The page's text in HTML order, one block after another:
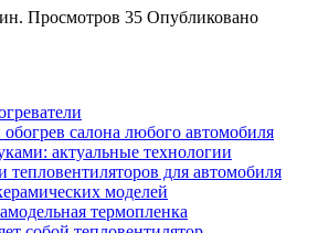
Просмотров 35 Опубликовано
салона любого автомобиля
актуальные технологии
тепловентиляторов для автомобиля
моделей
термопленка